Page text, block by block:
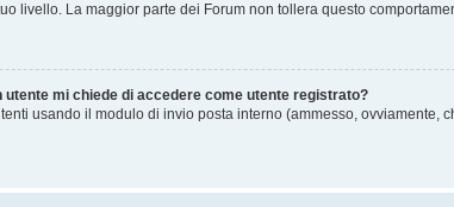
livello. La maggior parte dei Forum non tollera questo
utente mi chiede di accedere come utente registrato?
usando il modulo di invio posta interno (ammesso,